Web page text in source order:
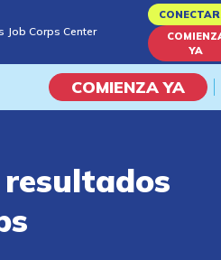
to
content
Job Corps Center
YA
COMIENZA YA
Campus
académicas